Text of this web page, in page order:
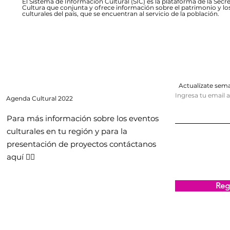
Cultura que conjunta y ofrece información sobre el patrimonio y
culturales del país, que se encuentran al servicio de la población.
Agenda Cultural 2022
Para más información sobre los eventos
culturales en tu región y para la
presentación de proyectos contáctanos
aquí 👇🏻
Actualízate
Ingresa tu email